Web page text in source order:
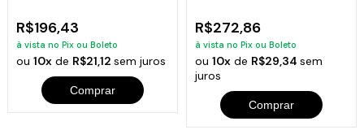
R$196,43
à vista no Pix ou Boleto
ou10x de R$21,12sem juros
Comprar
R$272,86
à vista no Pix ou Boleto
ou 10xde R$29,34 sem
juros
Comprar